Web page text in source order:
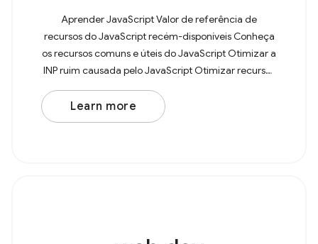
Aprender JavaScript Valor de referência de
recursos do JavaScript recém-disponíveis Conheça
os recursos comuns e úteis do JavaScript Otimizar a
INP ruim causada pelo JavaScript Otimizar recursos
JavaScript de terceiros Aprofunde seus
conhecimentos
Learn more